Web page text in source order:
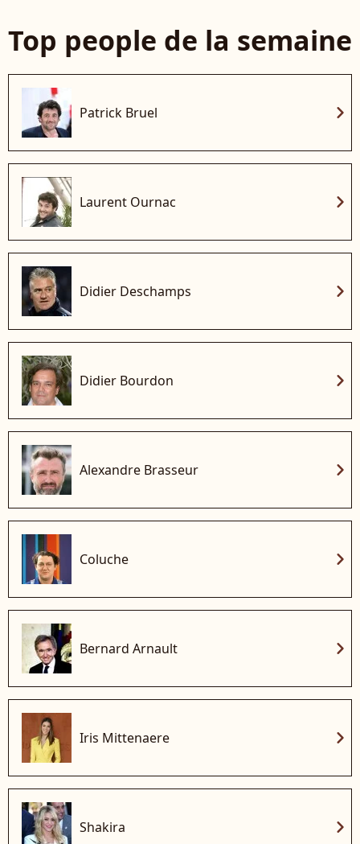
Top people de la semaine
Patrick Bruel chevron_right
Laurent Ournac chevron_right
Didier Deschamps chevron_right
Didier Bourdon chevron_right
Alexandre Brasseur chevron_right
Coluche chevron_right
Bernard Arnault chevron_right
Iris Mittenaere chevron_right
Shakira chevron_right